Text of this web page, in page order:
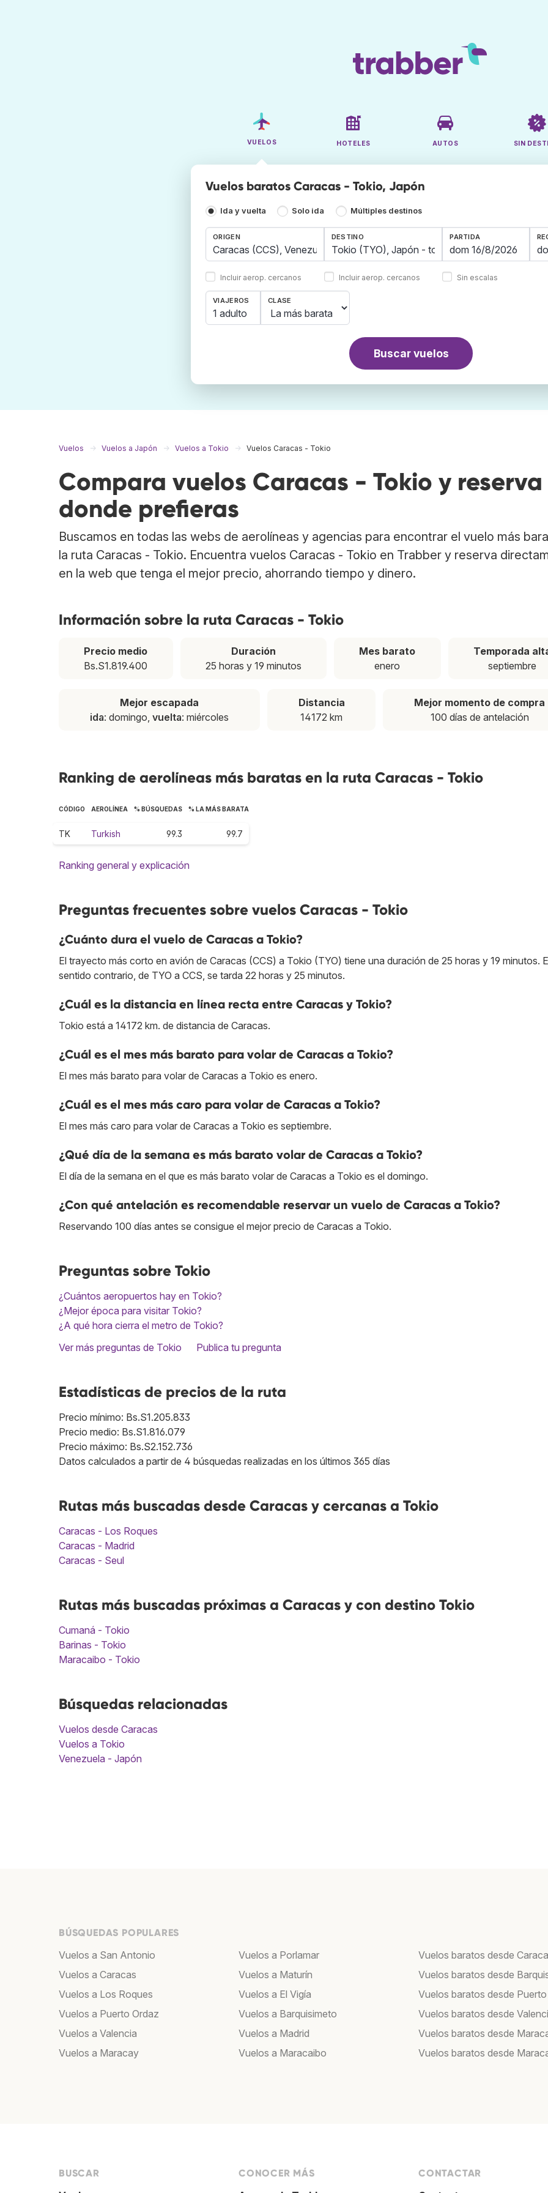
VUELOS HOTELES AUTOS SIN
Vuelos baratos Caracas - Tokio, Japón
Ida y vuelta Solo ida Múltiples destinos
ORIGEN
Incluir aerop. cercanos
DESTINO
Incluir aerop. cercanos
PARTIDA
Sin escalas
VIAJEROS
1 adulto
CLASE
Buscar vuelos
Vuelos Vuelos a Japón Vuelos a Tokio Vuelos Caracas - Tokio
Compara vuelos Caracas - Tokio y reserva
donde prefieras
Buscamos en todas las webs de aerolíneas y agencias para encontrar el vuelo más
la ruta Caracas - Tokio. Encuentra vuelos Caracas - Tokio en Trabber y reserva
en la web que tenga el mejor precio, ahorrando tiempo y dinero.
Información sobre la ruta Caracas - Tokio
Precio medio
Bs.S1.819.400
Duración
25 horas y 19 minutos
Mes barato
enero
Temporada
septiembre
Mejor escapada
ida: domingo, vuelta: miércoles
Distancia
14172 km
Mejor momento de compra
100 días de antelación
Ranking de aerolíneas más baratas en la ruta Caracas - Tokio
CÓDIGO AEROLÍNEA % BÚSQUEDAS % LA MÁS BARATA
TK Turkish 99.3 99.7
Ranking general y explicación
Preguntas frecuentes sobre vuelos Caracas - Tokio
¿Cuánto dura el vuelo de Caracas a Tokio?
El trayecto más corto en avión de Caracas (CCS) a Tokio (TYO) tiene una duración de 25 horas y 19 minutos.
sentido contrario, de TYO a CCS, se tarda 22 horas y 25 minutos.
¿Cuál es la distancia en línea recta entre Caracas y Tokio?
Tokio está a 14172 km. de distancia de Caracas.
¿Cuál es el mes más barato para volar de Caracas a Tokio?
El mes más barato para volar de Caracas a Tokio es enero.
¿Cuál es el mes más caro para volar de Caracas a Tokio?
El mes más caro para volar de Caracas a Tokio es septiembre.
¿Qué día de la semana es más barato volar de Caracas a Tokio?
El día de la semana en el que es más barato volar de Caracas a Tokio es el domingo.
¿Con qué antelación es recomendable reservar un vuelo de Caracas a Tokio?
Reservando 100 días antes se consigue el mejor precio de Caracas a Tokio.
Preguntas sobre Tokio
¿Cuántos aeropuertos hay en Tokio?
¿Mejor época para visitar Tokio?
¿A qué hora cierra el metro de Tokio?
Ver más preguntas de Tokio
Publica tu pregunta
Estadísticas de precios de la ruta
Precio mínimo: Bs.S1.205.833
Precio medio: Bs.S1.816.079
Precio máximo: Bs.S2.152.736
Datos calculados a partir de 4 búsquedas realizadas en los últimos 365 días
Rutas más buscadas desde Caracas y cercanas a Tokio
Caracas - Los Roques
Caracas - Madrid
Caracas - Seul
Rutas más buscadas próximas a Caracas y con destino Tokio
Cumaná - Tokio
Barinas - Tokio
Maracaibo - Tokio
Búsquedas relacionadas
Vuelos desde Caracas
Vuelos a Tokio
Venezuela - Japón
BÚSQUEDAS POPULARES
Vuelos a San Antonio
Vuelos a Caracas
Vuelos a Los Roques
Vuelos a Puerto Ordaz
Vuelos a Valencia
Vuelos a Maracay
Vuelos a Porlamar
Vuelos a Maturín
Vuelos a El Vigía
Vuelos a Barquisimeto
Vuelos a Madrid
Vuelos a Maracaibo
Vuelos baratos desde
Vuelos baratos desde
Vuelos baratos desde
Vuelos baratos desde
Vuelos baratos desde
Vuelos baratos desde
BUSCAR CONOCER MÁS CONTACTAR